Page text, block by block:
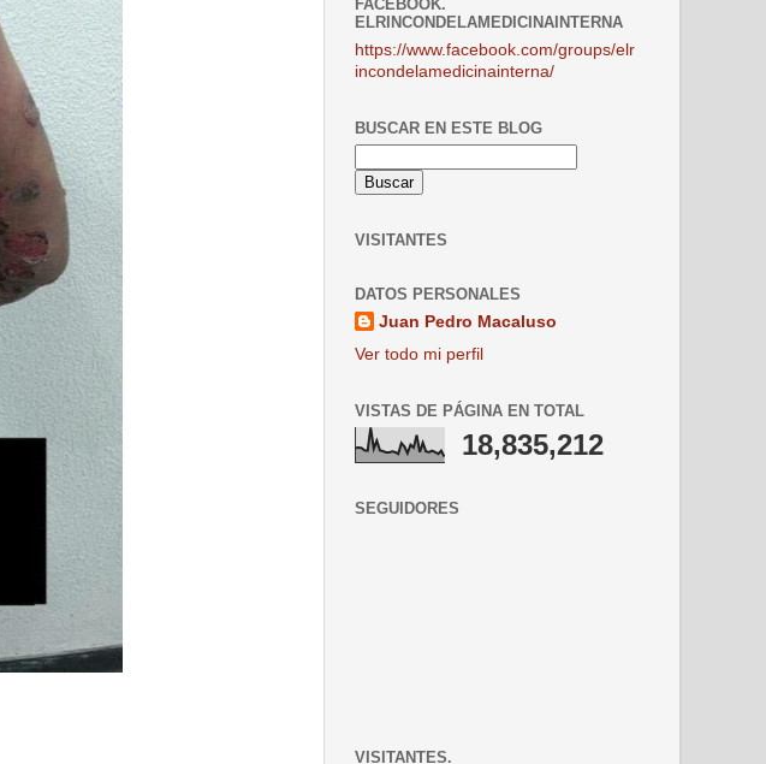
FACEBOOK.
ELRINCONDELAMEDICINAINTERNA
https://www.facebook.com/groups/elr
incondelamedicinainterna/
BUSCAR EN ESTE BLOG
VISITANTES
DATOS PERSONALES
Juan Pedro Macaluso
Ver todo mi perfil
VISTAS DE PÁGINA EN TOTAL
18,835,212
SEGUIDORES
VISITANTES.